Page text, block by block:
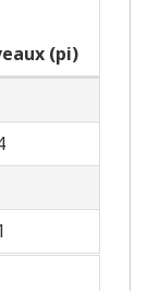
(pi)